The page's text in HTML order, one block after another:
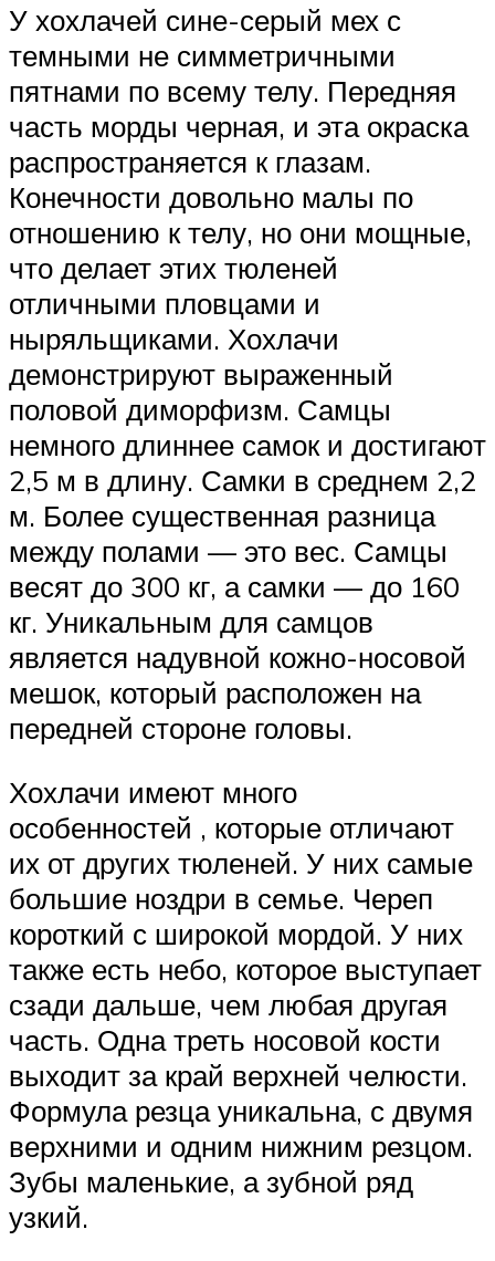
У хохлачей сине-серый мех с
темными не симметричными
пятнами по всему телу. Передняя
часть морды черная, и эта окраска
распространяется к глазам.
Конечности довольно малы по
отношению к телу, но они мощные,
что делает этих тюленей
отличными пловцами и
ныряльщиками. Хохлачи
демонстрируют выраженный
половой диморфизм. Самцы
немного длиннее самок и достигают
2,5 м в длину. Самки в среднем 2,2
м. Более существенная разница
между полами — это вес. Самцы
весят до 300 кг, а самки — до 160
кг. Уникальным для самцов
является надувной кожно-носовой
мешок, который расположен на
передней стороне головы.
Хохлачи имеют много
особенностей , которые отличают
их от других тюленей. У них самые
большие ноздри в семье. Череп
короткий с широкой мордой. У них
также есть небо, которое выступает
сзади дальше, чем любая другая
часть. Одна треть носовой кости
выходит за край верхней челюсти.
Формула резца уникальна, с двумя
верхними и одним нижним резцом.
Зубы маленькие, а зубной ряд
узкий.